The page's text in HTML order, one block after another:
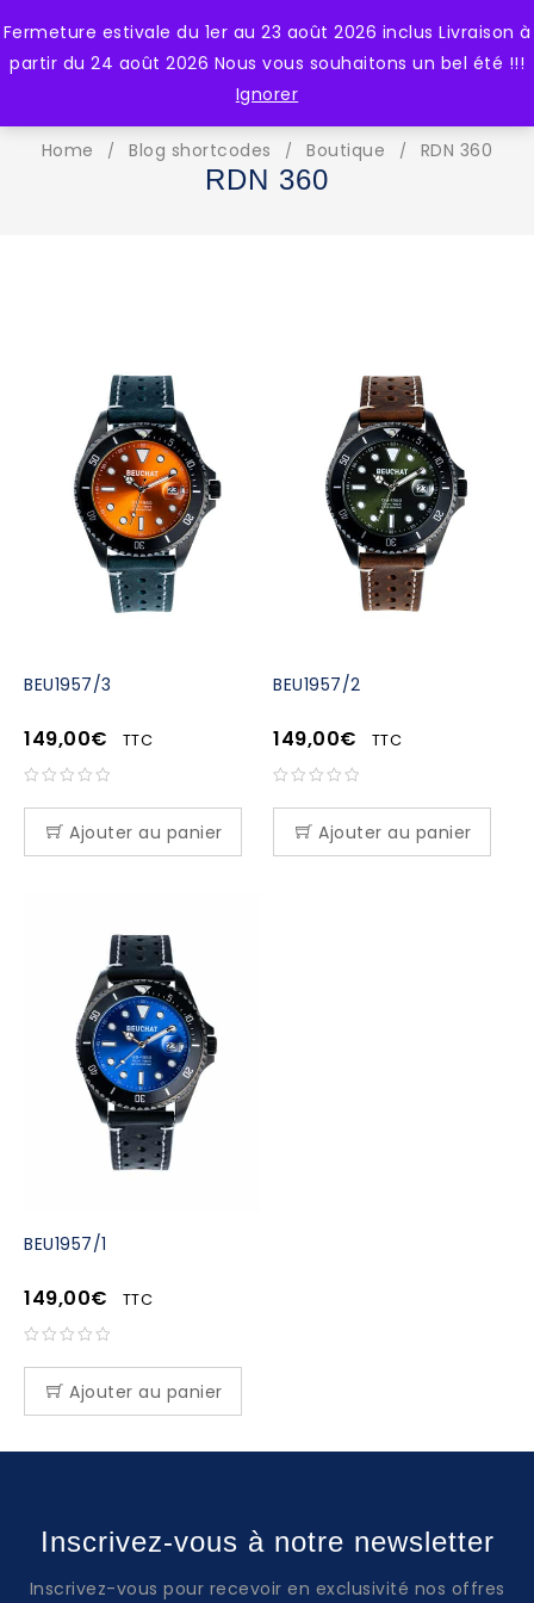
Fermeture estivale du 1er au 23 août 2026 inclus Livraison à
partir du 24 août 2026 Nous vous souhaitons un bel été !!!
Ignorer
0
Home / Blog shortcodes / Boutique / RDN 360
RDN 360
BEU1957/3
149,00€ TTC
Ajouter au panier
BEU1957/2
149,00€ TTC
Ajouter au panier
BEU1957/1
149,00€ TTC
Ajouter au panier
Inscrivez-vous à notre newsletter
Inscrivez-vous pour recevoir en exclusivité nos offres